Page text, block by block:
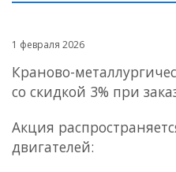
1 февраля 2026
Краново-
со скидкой 3% при
Акция
двигателей: